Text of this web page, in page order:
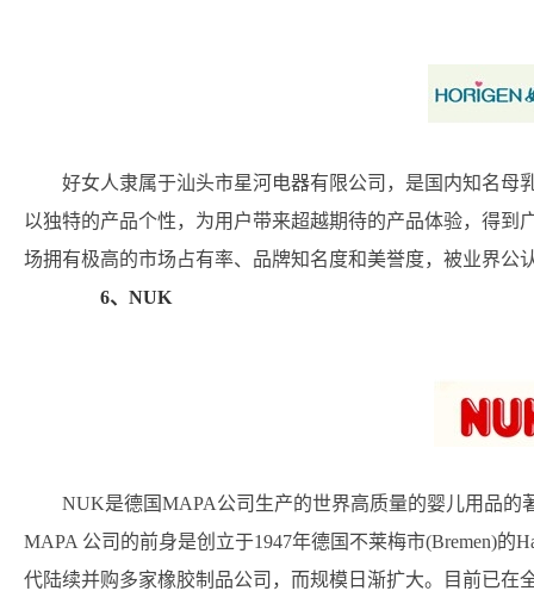
好女人隶属于汕头市星河电器有限公司，是国内知名母
以独特的产品个性，为用户带来超越期待的产品体验，得
场拥有极高的市场占有率、品牌知名度和美誉度，被业界公
6、NUK
NUK是德国MAPA公司生产的世界高质量的婴儿用品
MAPA 公司的前身是创立于1947年德国不莱梅市(Bremen)的
代陆续并购多家橡胶制品公司，而规模日渐扩大。目前已在